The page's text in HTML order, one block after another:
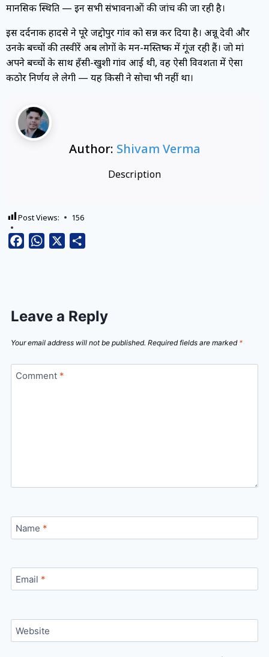
मानसिक स्थिति — इन सभी संभावनाओं की जांच की जा रही है।
इस दर्दनाक हादसे ने पूरे जद्दोपुर गांव को सन्न कर दिया है। अन्नू देवी और
उनके बच्चों की तस्वीरें अब लोगों के मन-मस्तिष्क में गूंज रही हैं। जो मां
अपने बच्चों के साथ हँसी-खुशी गांव आई थी, वह ऐसी विवशता में ऐसा
कठोर निर्णय ले लेगी — यह किसी ने सोचा भी नहीं था।
Author: Shivam Verma
Description
Post Views: 156
FacebookWhatsApp
Leave a Reply
Your email address will not be published. Required fields are marked *
Comment *
Name *
Email *
Website